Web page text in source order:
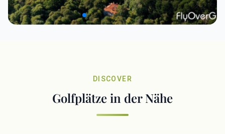
DISCOVER
Golfplätze in der Nähe